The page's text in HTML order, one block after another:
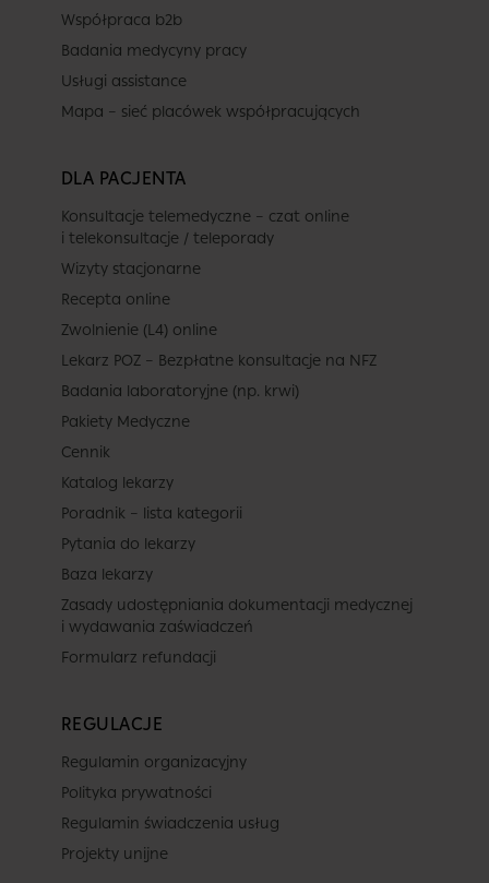
Współpraca b2b
Badania medycyny pracy
Usługi assistance
Mapa – sieć placówek współpracujących
DLA PACJENTA
Konsultacje telemedyczne – czat online
i telekonsultacje / teleporady
Wizyty stacjonarne
Recepta online
Zwolnienie (L4) online
Lekarz POZ – Bezpłatne konsultacje na NFZ
Badania laboratoryjne (np. krwi)
Pakiety Medyczne
Cennik
Katalog lekarzy
Poradnik – lista kategorii
Pytania do lekarzy
Baza lekarzy
Zasady udostępniania dokumentacji medycznej
i wydawania zaświadczeń
Formularz refundacji
REGULACJE
Regulamin organizacyjny
Polityka prywatności
Regulamin świadczenia usług
Projekty unijne